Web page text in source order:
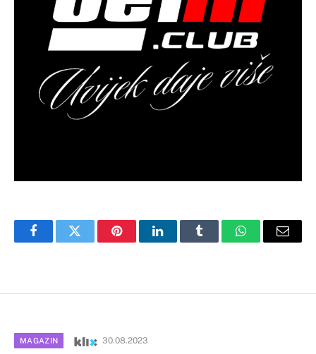
FacebookTwitter PinterestLinkedInTumblr WhatsAppEmail
MAGAZIN 30.08.2023